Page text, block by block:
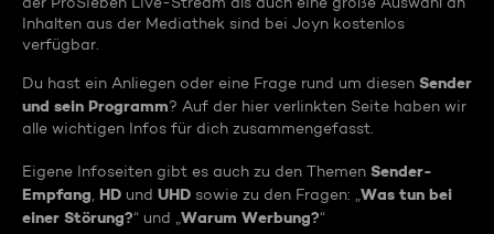
Inhalten aus der Mediathek sind bei Joyn kostenlos
verfügbar.
Du hast ein Anliegen oder eine Frage rund um diesen Sender
und sein Programm? Auf der hier verlinkten Seite haben wir
alle wichtigen Infos für dich zusammengefasst.
Eigene Infoseiten gibt es auch zu den Themen Sender-
Empfang HD und UHD sowie zu den Fragen: „ Was tun bei
einer Störung?“ und „ Warum Werbung?“